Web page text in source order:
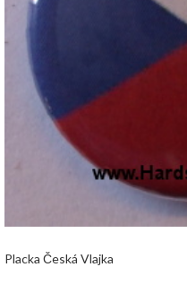
Placka Česká Vlajka